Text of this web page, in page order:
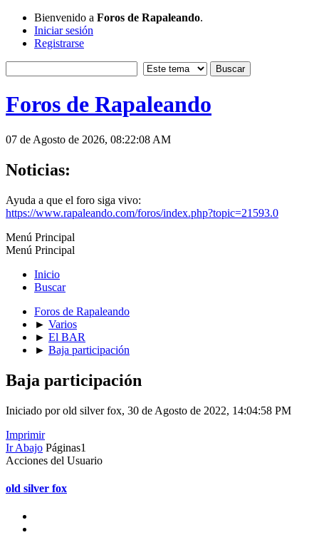
Bienvenido a Foros de Rapaleando.
Iniciar sesión
Registrarse
Foros de Rapaleando
07 de Agosto de 2026, 08:22:08 AM
Noticias:
Ayuda a que el foro siga vivo:
https://www.rapaleando.com/foros/index.php?topic=21593.0
Menú Principal
Menú Principal
Inicio
Buscar
Foros de Rapaleando
► Varios
► El BAR
► Baja participación
Baja participación
Iniciado por old silver fox, 30 de Agosto de 2022, 14:04:58 PM
Imprimir
Ir Abajo Páginas1
Acciones del Usuario
old silver fox